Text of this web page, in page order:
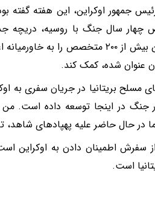
رئیس جمهور اوکراین، این هفته
چهار سال جنگ با روسیه، دریچه
اوکراین پیش از این بیش از ۲۰۰
عنوان شده، کمک کند.
مسلح بریتانیا در جریان سفری به
جنگ در اینجا توسعه داده است. من
در حال حاضر علیه پهپادهای
سفرش اطمینان دادن به
است.